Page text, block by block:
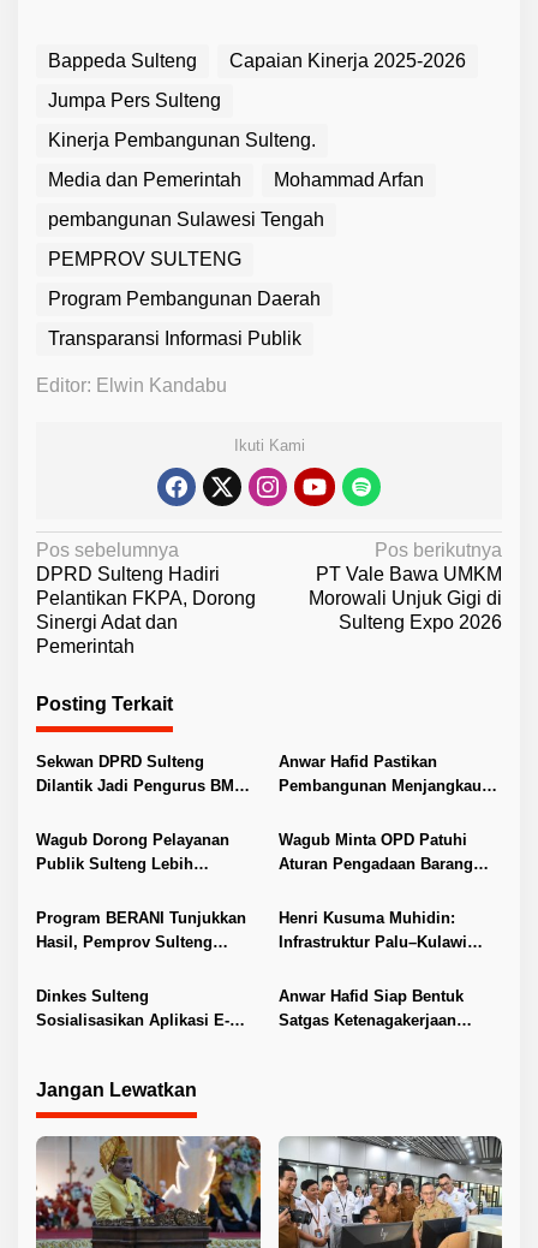
Bappeda Sulteng
Capaian Kinerja 2025-2026
Jumpa Pers Sulteng
Kinerja Pembangunan Sulteng.
Media dan Pemerintah
Mohammad Arfan
pembangunan Sulawesi Tengah
PEMPROV SULTENG
Program Pembangunan Daerah
Transparansi Informasi Publik
Editor: Elwin Kandabu
Ikuti Kami
N
a
v
i
g
a
s
i
p
o
Pos sebelumnya
DPRD Sulteng Hadiri
Pelantikan FKPA, Dorong
Sinergi Adat dan
Pemerintah
Pos berikutnya
PT Vale Bawa UMKM
Morowali Unjuk Gigi di
Sulteng Expo 2026
Posting Terkait
Sekwan DPRD Sulteng
Dilantik Jadi Pengurus BMA
Anwar Hafid Pastikan
Pembangunan Menjangkau
Wagub Dorong Pelayanan
Publik Sulteng Lebih
Wagub Minta OPD Patuhi
Aturan Pengadaan Barang
Program BERANI Tunjukkan
Hasil, Pemprov Sulteng
Kesehatan, dan Infrastruktur
Henri Kusuma Muhidin:
Infrastruktur Palu–Kulawi
Ekonomi Sulteng
Dinkes Sulteng
Sosialisasikan Aplikasi E-
Anwar Hafid Siap Bentuk
Satgas Ketenagakerjaan
Jangan Lewatkan